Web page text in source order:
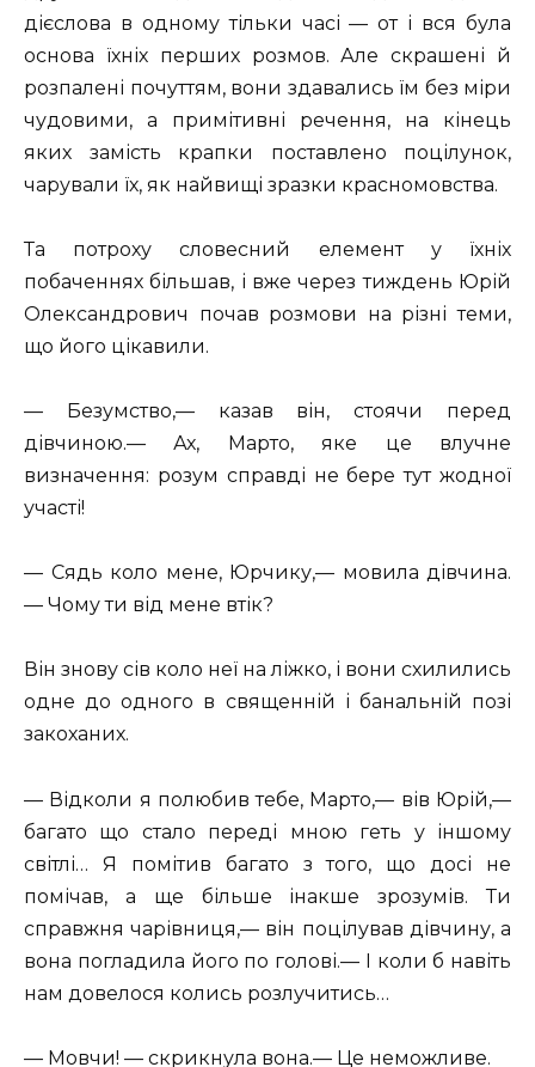
дієслова в одному тільки часі — от і вся була
основа їхніх перших розмов. Але скрашені й
розпалені почуттям, вони здавались їм без міри
чудовими, а примітивні речення, на кінець
яких замість крапки поставлено поцілунок,
чарували їх, як найвищі зразки красномовства.
Та потроху словесний елемент у їхніх
побаченнях більшав, і вже через тиждень Юрій
Олександрович почав розмови на різні теми,
що його цікавили.
— Безумство,— казав він, стоячи перед
дівчиною.— Ах, Марто, яке це влучне
визначення: розум справді не бере тут жодної
участі!
— Сядь коло мене, Юрчику,— мовила дівчина.
— Чому ти від мене втік?
Він знову сів коло неї на ліжко, і вони схилились
одне до одного в священній і банальній позі
закоханих.
— Відколи я полюбив тебе, Марто,— вів Юрій,—
багато що стало переді мною геть у іншому
світлі… Я помітив багато з того, що досі не
помічав, а ще більше інакше зрозумів. Ти
справжня чарівниця,— він поцілував дівчину, а
вона погладила його по голові.— І коли б навіть
нам довелося колись розлучитись…
— Мовчи! — скрикнула вона.— Це неможливе.